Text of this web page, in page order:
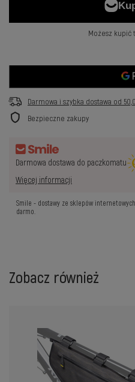
Możesz kupić
Darmowa i szybka dostawa od
Bezpieczne zakupy
Darmowa dostawa do paczkomatu
Więcej informacji
Smile - dostawy ze sklepów
darmo.
Zobacz również